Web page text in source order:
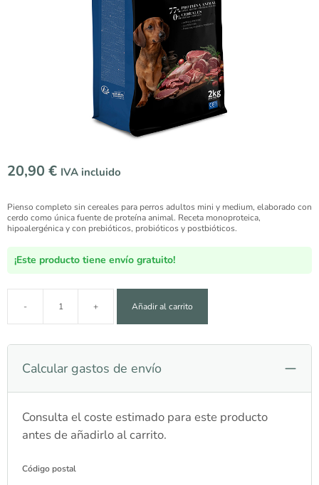
20,90 € IVA incluido
Pienso completo sin cereales para perros adultos mini y medium, elaborado con
cerdo como única fuente de proteína animal. Receta monoproteica,
hipoalergénica y con prebióticos, probióticos y postbióticos.
¡Este producto tiene envío gratuito!
- Lenda Grain Free Cerdo Monoproteína Adult Mini &
+ Añadir al carrito
Calcular gastos de envío
Consulta el coste estimado para este producto
antes de añadirlo al carrito.
Código postal